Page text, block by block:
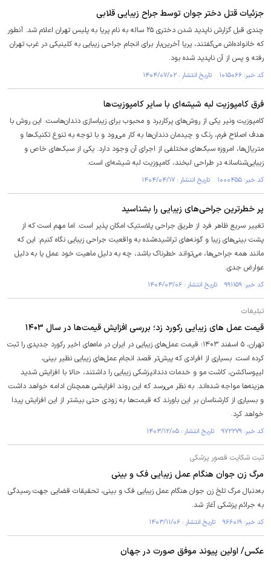
جزئیات قتل دختر جوان توسط جراح زیبایی قلابی
چندی قبل گزارش ناپدید شدن دختری ۲۵ ساله به نام پریا به پلیس تهران اعلام شد. آنطور
که خانواده‌اش می‌گفتند، پریا آخرین‌بار برای انجام جراحی زیبایی به کلینیکی در غرب تهران
رفته و پس از آن ناپدید شده بود.
کد خبر: ۱۰۱۵۰۶۶ تاریخ انتشار : ۱۴۰۴/۰۷/۰۲
فرق کامپوزیت لبه شیشه‌ای با سایر کامپوزیت‌ها
کامپوزیت ونیر یکی از روش‌های پرکاربرد و محبوب برای زیباسازی دندان‌هاست. این روش با
هدف اصلاح فرم، رنگ و چیدمان دندان‌ها به کار می‌رود و با توجه به تنوع تکنیک‌ها و
متریال‌ها، امروزه سبک‌های مختلفی از اجرای آن وجود دارد. یکی از سبک‌های خاص و
زیبایی‌شناسانه در طراحی لبخند، کامپوزیت لبه شیشه‌ای است.
کد خبر: ۱۰۰۰۴۵۵ تاریخ انتشار : ۱۴۰۴/۰۴/۱۷
پر خطرترین جراحی‌های زیبایی را بشناسید
تغییر سریع ظاهر فرد از طریق جراحی پلاستیک امکان پذیر است. اما مهم است که از
پشت بینی‌های زیبا و گونه‌های تراشیده‌شده به واقعیت جراحی زیبایی نگاه کنیم: این که
مانند همه جراحی‌ها، می‌تواند خطرناک باشد، چه به دلیل ماهیت خود عمل یا به دلیل
عوارض جدی.
کد خبر: ۹۹۱۱۵۹ تاریخ انتشار : ۱۴۰۴/۰۳/۰۶
تبلیغات
قیمت عمل های زیبایی رکورد زد؛ بررسی افزایش قیمت‌ها در سال ۱۴۰۳
تهران، ۵ اسفند ۱۴۰۳؛ قیمت عمل‌های زیبایی در ایران در ماه‌های اخیر رکورد جدیدی را ثبت
کرده است. بسیاری از افرادی که پیش‌تر قصد انجام عمل‌های زیبایی نظیر بینی،
لیپوساکشن، کاشت مو و خدمات دندانپزشکی زیبایی را داشتند، حالا با افزایش شدید
هزینه‌ها مواجه شده‌اند. به نظر می‌رسد که این روند افزایشی همچنان ادامه خواهد داشت
و بسیاری از کارشناسان بر این باورند که قیمت‌ها به زودی حتی بیشتر از این افزایش پیدا
خواهد کرد.
کد خبر: ۹۷۲۲۷۹ تاریخ انتشار : ۱۴۰۳/۱۲/۰۵
ثبت شکایت قصور پزشکی
مرگ زن جوان هنگام عمل زیبایی فک و بینی
به‌دنبال مرگ تلخ زن جوان هنگام عمل زیبایی فک و بینی، تحقیقات قضایی جهت رسیدگی
به جرائم پزشکی آغاز شد.
کد خبر: ۹۶۶۰۱۹ تاریخ انتشار : ۱۴۰۳/۱۱/۰۶
عکس/ اولین پیوند موفق صورت در جهان